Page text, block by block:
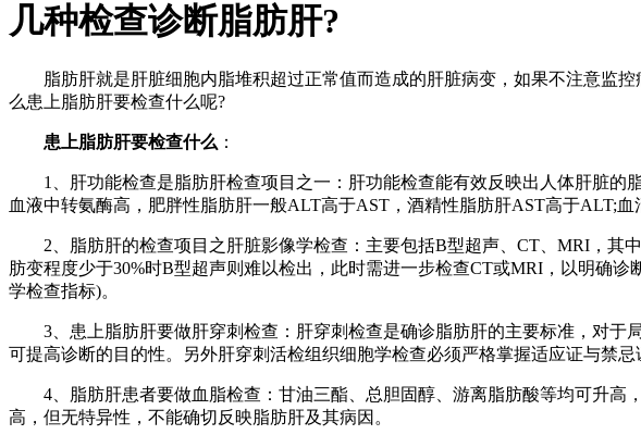
几种检查诊断脂肪肝?
脂肪肝就是肝脏细胞内脂堆积超过正常值而造成的肝脏病变，如果不注意监控
么患上脂肪肝要检查什么呢?
患上脂肪肝要检查什么 ：
1、肝功能检查是脂肪肝检查项目之一：肝功能检查能有效反映出人体肝脏的
血液中转氨酶高，肥胖性脂肪肝一般ALT高于AST，酒精性脂肪肝AST高于ALT;血
2、脂肪肝的检查项目之肝脏影像学检查：主要包括B型超声、CT、MRI，其
肪变程度少于30%时B型超声则难以检出，此时需进一步检查CT或MRI，以明确
学检查指标)。
3、患上脂肪肝要做肝穿刺检查：肝穿刺检查是确诊脂肪肝的主要标准，对于
可提高诊断的目的性。另外肝穿刺活检组织细胞学检查必须严格掌握适应证与禁忌
4、脂肪肝患者要做血脂检查：甘油三酯、总胆固醇、游离脂肪酸等均可升高
高，但无特异性，不能确切反映脂肪肝及其病因。